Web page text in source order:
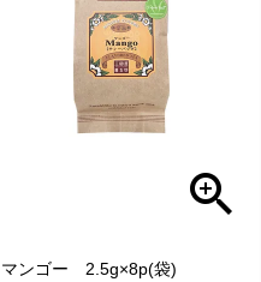
マンゴー 2.5g×8p(袋)